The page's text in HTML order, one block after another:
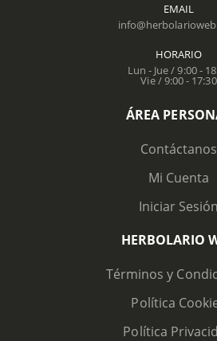
EMAIL
HORARIO
Lun - Jue / 9:00 -
Vie / 9:00 - 17:30
ÁREA
Contáctanos
Mi Cuenta
Iniciar Sesión
HERBOLARIO
Términos y
Política
Política